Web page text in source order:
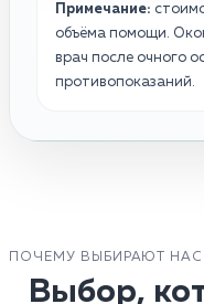
Примечание:
объёма помощи.
врач после очного
противопоказаний.
ПОЧЕМУ ВЫБИРАЮТ НАС
Выбор,